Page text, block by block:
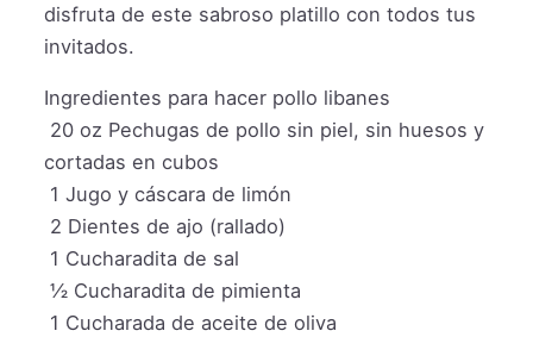
disfruta de este sabroso platillo con todos tus
invitados.
Ingredientes para hacer pollo libanes
20 oz Pechugas de pollo sin piel, sin huesos y
cortadas en cubos
1 Jugo y cáscara de limón
2 Dientes de ajo (rallado)
1 Cucharadita de sal
½ Cucharadita de pimienta
1 Cucharada de aceite de oliva